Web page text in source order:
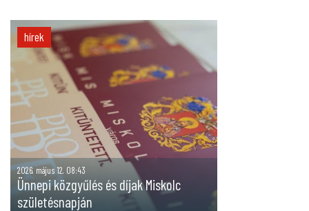
hírek
2026. május 12. 08:43
Ünnepi közgyűlés és díjak Miskolc
születésnapján